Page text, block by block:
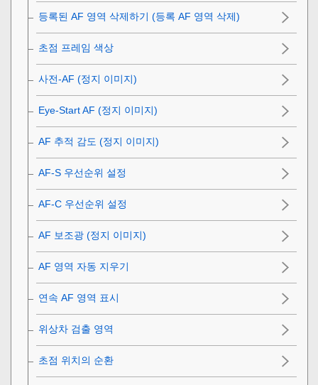
등록된 AF 영역 삭제하기 (등록 AF 영역 삭제)
초점 프레임 색상
사전-AF (정지 이미지)
Eye-Start AF (정지 이미지)
AF 추적 감도 (정지 이미지)
AF-S 우선순위 설정
AF-C 우선순위 설정
AF 보조광 (정지 이미지)
AF 영역 자동 지우기
연속 AF 영역 표시
위상차 검출 영역
초점 위치의 순환